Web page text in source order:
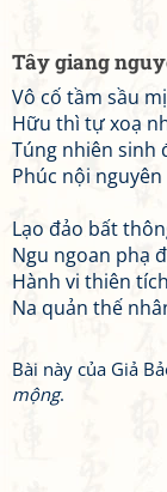
Tây giang
Vô cố tầm sầu
Hữu thì tự xoạ
Túng nhiên sinh
Phúc nội
Lạo đảo bất
Ngu ngoan phạ
Hành vi thiên
Na quản thế
Bài này của Giả
mộng.